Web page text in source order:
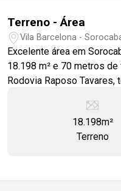
Terreno - Área
Vila Barcelona -
Excelente área em
18.198 m² e 70 metros de
Rodovia Raposo Tavares,
empreendimentos. O terreno conta com:
-18.198 m² de área total -
frente para a Rodovia
18.198m²
Terreno